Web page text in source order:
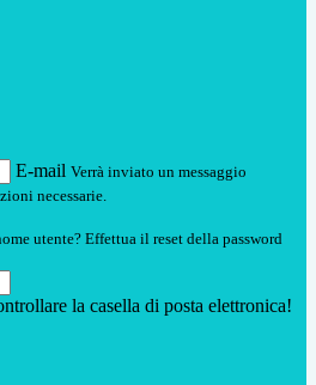
E-mail Verrà inviato un messaggio
necessarie.
utente? Effettua il reset della password
la casella di posta elettronica!